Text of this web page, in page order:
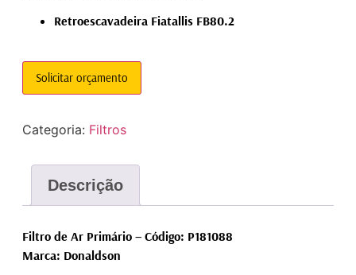
Retroescavadeira Fiatallis FB80.2
Solicitar orçamento
Categoria: Filtros
Descrição
Filtro de Ar Primário – Código: P181088
Marca: Donaldson